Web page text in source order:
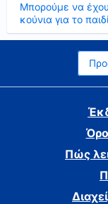
Μπορούμε να
κούνια για το
Πώς